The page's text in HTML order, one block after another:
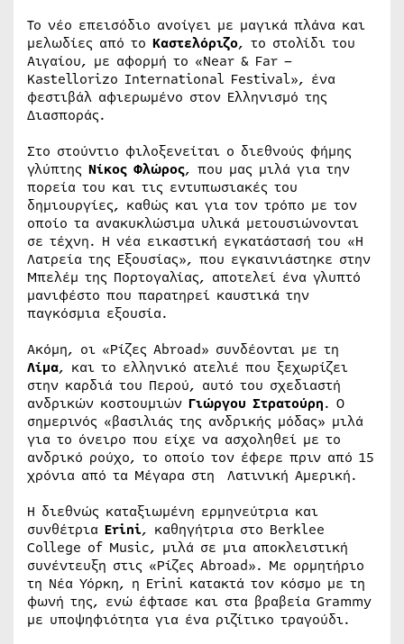
Το νέο επεισόδιο ανοίγει με μαγικά πλάνα και
μελωδίες από το Καστελόριζο, το στολίδι του
Αιγαίου, με αφορμή το «Near & Far –
Kastellorizo International Festival», ένα
φεστιβάλ αφιερωμένο στον Ελληνισμό της
Διασποράς.
Στο στούντιο φιλοξενείται ο διεθνούς φήμης
γλύπτης Νίκος Φλώρος, που μας μιλά για την
πορεία του και τις εντυπωσιακές του
δημιουργίες, καθώς και για τον τρόπο με τον
οποίο τα ανακυκλώσιμα υλικά μετουσιώνονται
σε τέχνη. Η νέα εικαστική εγκατάστασή του «Η
Λατρεία της Εξουσίας», που εγκαινιάστηκε στην
Μπελέμ της Πορτογαλίας, αποτελεί ένα γλυπτό
μανιφέστο που παρατηρεί καυστικά την
παγκόσμια εξουσία.
Ακόμη, οι «Ρίζες Abroad» συνδέονται με τη
Λίμα, και το ελληνικό ατελιέ που ξεχωρίζει
στην καρδιά του Περού, αυτό του σχεδιαστή
ανδρικών κοστουμιών Γιώργου Στρατούρη. Ο
σημερινός «βασιλιάς της ανδρικής μόδας» μιλά
για το όνειρο που είχε να ασχοληθεί με το
ανδρικό ρούχο, το οποίο τον έφερε πριν από 15
χρόνια από τα Μέγαρα στη Λατινική Αμερική.
Η διεθνώς καταξιωμένη ερμηνεύτρια και
συνθέτρια Erini, καθηγήτρια στο Berklee
College of Music, μιλά σε μια αποκλειστική
συνέντευξη στις «Ρίζες Abroad». Με ορμητήριο
τη Νέα Υόρκη, η Erini κατακτά τον κόσμο με τη
φωνή της, ενώ έφτασε και στα βραβεία Grammy
με υποψηφιότητα για ένα ριζίτικο τραγούδι.